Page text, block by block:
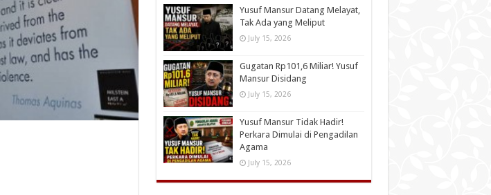
Yusuf Mansur Datang Melayat,
Tak Ada yang Meliput
July 15, 2026
Gugatan Rp101,6 Miliar! Yusuf
Mansur Disidang
July 15, 2026
Yusuf Mansur Tidak Hadir!
Perkara Dimulai di Pengadilan
Agama
July 15, 2026